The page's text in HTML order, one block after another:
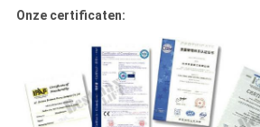
Onze certificaten: